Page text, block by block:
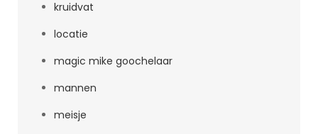
kruidvat
locatie
magic mike goochelaar
mannen
meisje